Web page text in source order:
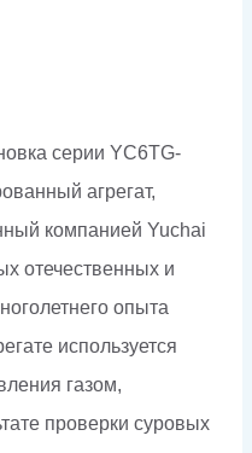
серии YC6TG-
агрегат,
компанией Yuchai
отечественных и
опыта
используется
газом,
проверки суровых